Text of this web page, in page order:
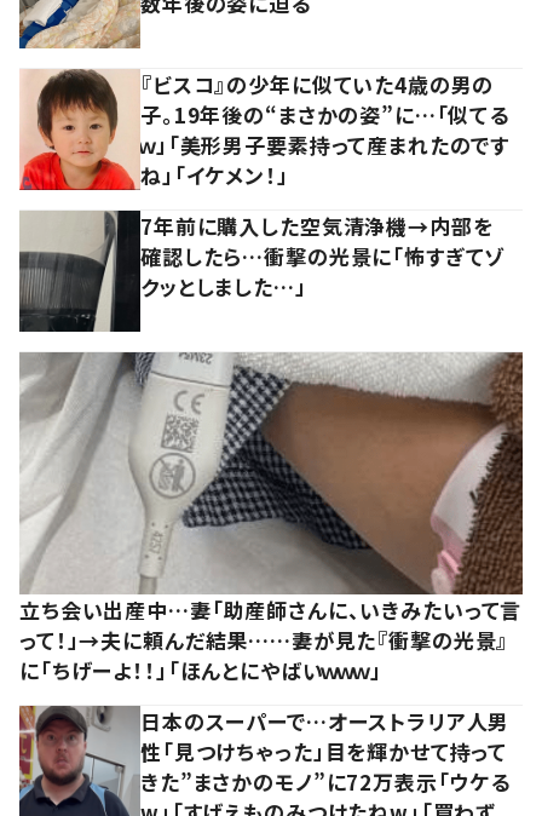
『ビスコ』の少年に似ていた4歳の男の
子。19年後の“まさかの姿”に…「似てる
ｗ」「美形男子要素持って産まれたのです
ね」「イケメン！」
7年前に購入した空気清浄機→内部を
確認したら…衝撃の光景に「怖すぎてゾ
クッとしました…」
立ち会い出産中…妻「助産師さんに、いきみたいって言
って！」→夫に頼んだ結果……妻が見た『衝撃の光景』
に「ちげーよ！！」「ほんとにやばいｗｗｗ」
日本のスーパーで…オーストラリア人男
性「見つけちゃった」目を輝かせて持って
きた”まさかのモノ”に72万表示「ウケる